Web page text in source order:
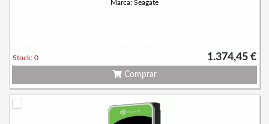
Marca: Seagate
1.374,45 €
Stock: 0
Comprar